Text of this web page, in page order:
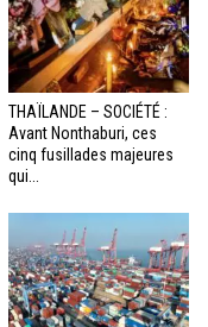
THAÏLANDE – SOCIÉTÉ :
Avant Nonthaburi, ces
cinq fusillades majeures
qui...